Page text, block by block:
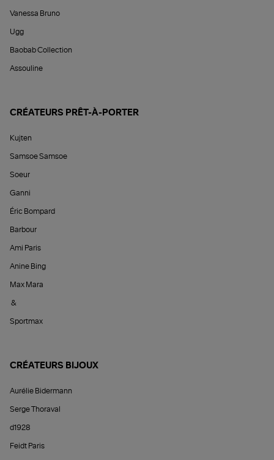
Vanessa Bruno
Ugg
Baobab Collection
Assouline
CRÉATEURS PRÊT-À-PORTER
Kujten
Samsoe Samsoe
Soeur
Ganni
Éric Bompard
Barbour
Ami Paris
Anine Bing
Max Mara
&
Sportmax
CRÉATEURS BIJOUX
Aurélie Bidermann
Serge Thoraval
d1928
Feidt Paris